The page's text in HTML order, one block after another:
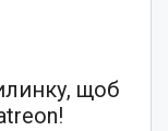
щоб